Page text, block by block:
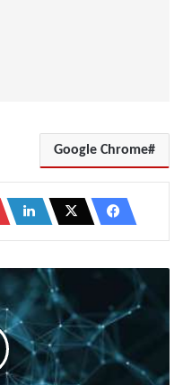
Google Chrome
ترجمات
ناجحة